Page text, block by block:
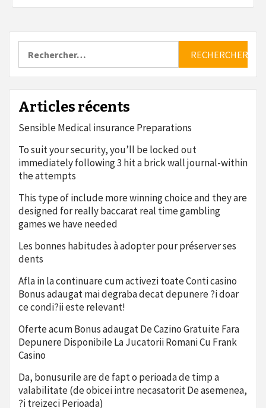
Articles récents
Sensible Medical insurance Preparations
To suit your security, you’ll be locked out
immediately following 3 hit a brick wall journal-within
the attempts
This type of include more winning choice and they are
designed for really baccarat real time gambling
games we have needed
Les bonnes habitudes à adopter pour préserver ses
dents
Afla in la continuare cum activezi toate Conti casino
Bonus adaugat mai degraba decat depunere ?i doar
ce condi?ii este relevant!
Oferte acum Bonus adaugat De Cazino Gratuite Fara
Depunere Disponibile La Jucatorii Romani Cu Frank
Casino
Da, bonusurile are de fapt o perioada de timp a
valabilitate (de obicei intre necasatorit De asemenea,
?i treizeci Perioada)